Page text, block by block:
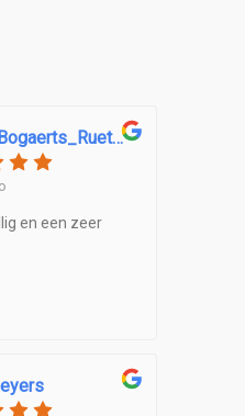
Familie Bogaerts_Ruette
en een zeer